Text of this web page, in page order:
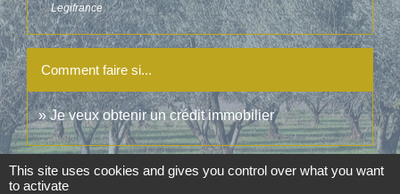
Legifrance
Comment faire si...
Je veux obtenir un crédit immobilier
Signaler une erreur sur cette page
This site uses cookies and gives you control over what you want
to activate